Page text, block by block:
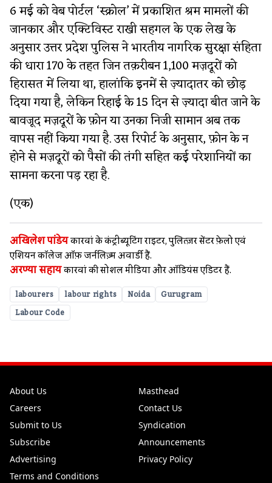
6 मई को वेब पोर्टल ‘स्क्रोल’ में प्रकाशित श्रम मामलों की
जानकार और एक्टिविस्ट राखी सहगल के एक लेख के
अनुसार उत्तर प्रदेश पुलिस ने भारतीय नागरिक सुरक्षा संहिता
की धारा 170 के तहत जिन तक़रीबन 1,100 मज़दूरों को
हिरासत में लिया था, हालांकि इनमें से ज़्यादातर को छोड़
दिया गया है, लेकिन रिहाई के 15 दिन से ज़्यादा बीत जाने के
बावजूद मज़दूरों के फ़ोन या उनका निजी सामान अब तक
वापस नहीं किया गया है. उस रिपोर्ट के अनुसार, फ़ोन के न
होने से मज़दूरों को पैसों की तंगी सहित कई परेशानियों का
सामना करना पड़ रहा है.
(एक)
अखिलेश पांडेयकारवां के कंट्रीब्यूटिंग राइटर, पुलित्ज़र सेंटर फ़ेलो एवं
एशियन कॉलेज ऑफ़ जर्नलिज़्म अवार्डी हैं.
अरण्या सहायकारवां की सोशल मीडिया और ऑडियंस एडिटर हैं.
labourers labour rights Noida
Gurugram
Labour Code
About Us
Masthead
Careers
Contact Us
Submit to Us
Syndication
Subscribe
Announcements
Advertising
Privacy Policy
Terms and Conditions